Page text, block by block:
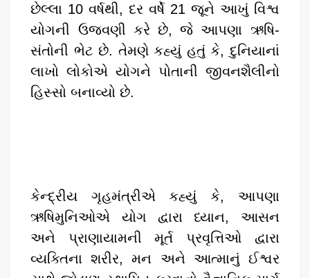
છેલ્લા 10 વર્ષથી, દર વર્ષે 21 જૂને આખું વિશ્વ
યોગની ઉજવણી કરે છે, જે આપણા ઋષિ-
સંતોની ભેટ છે. તેમણે કહ્યું હતું કે, દુનિયાનાં
લાખો લોકોએ યોગને પોતાની જીવનશૈલીનો
હિસ્સો બનાવ્યો છે.
કેન્દ્રીય ગૃહમંત્રીએ કહ્યું કે, આપણા
ઋષિમુનિઓએ યોગ દ્વારા ધ્યાન, આસન
અને પ્રાણાયામની મૂર્ત પ્રવૃત્તિઓ દ્વારા
વ્યક્તિના શરીર, મન અને આત્માનું ઈશ્વર